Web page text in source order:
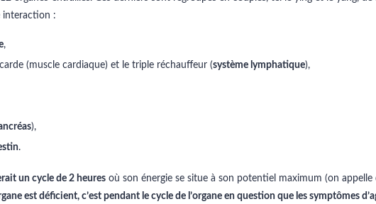
interaction :
,
(muscle cardiaque) et le triple réchauffeur (système lymphatique),
),
.
un cycle de 2 heures où son énergie se situe à son potentiel maximum (on appelle
est déficient, c’est pendant le cycle de l’organe en question que les symptômes